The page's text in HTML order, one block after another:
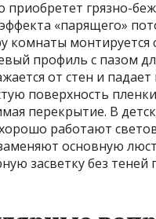
приобретет грязно-
«парящего»
комнаты монтируется
профиль с пазом
от стен и падает
поверхность
перекрытие. В
работают
основную
засветку без теней